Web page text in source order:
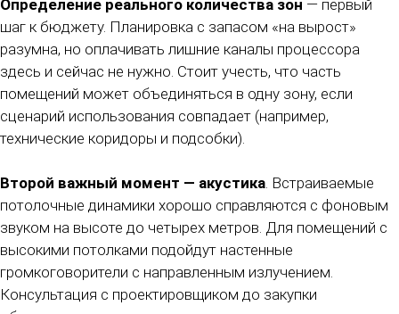
Определение реального количества зон — первый
шаг к бюджету. Планировка с запасом «на вырост»
разумна, но оплачивать лишние каналы процессора
здесь и сейчас не нужно. Стоит учесть, что часть
помещений может объединяться в одну зону, если
сценарий использования совпадает (например,
технические коридоры и подсобки).
Второй важный момент — акустика. Встраиваемые
потолочные динамики хорошо справляются с фоновым
звуком на высоте до четырех метров. Для помещений с
высокими потолками подойдут настенные
громкоговорители с направленным излучением.
Консультация с проектировщиком до закупки